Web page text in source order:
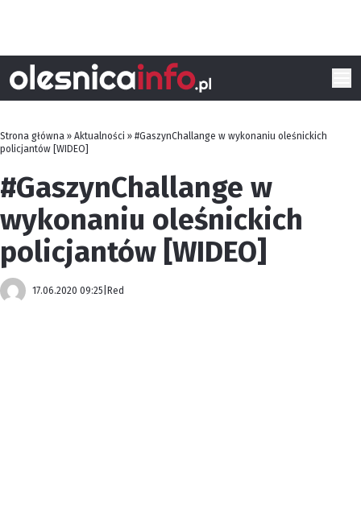
Strona główna » Aktualności » #GaszynChallange w wykonaniu oleśnickich
policjantów [WIDEO]
#GaszynChallange w
wykonaniu oleśnickich
policjantów [WIDEO]
17.06.2020 09:25 Red